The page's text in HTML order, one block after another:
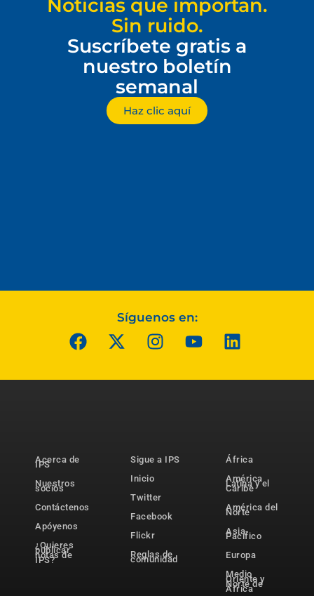
Noticias que importan.
Sin ruido.
Suscríbete gratis a
nuestro boletín
semanal
Haz clic aquí
Síguenos en:
Acerca de
IPS
Nuestros
socios
Contáctenos
Apóyenos
¿Quieres
publicar
notas de
IPS?
Sigue a IPS
Inicio
Twitter
Facebook
Flickr
Reglas de
comunidad
África
América
Latina y el
Caribe
América del
Norte
Asia-
Pacífico
Europa
Medio
Oriente y
Norte de
África